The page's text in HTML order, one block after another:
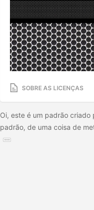
SOBRE AS LICENÇAS
Oi, este é um padrão
padrão, de uma coisa de